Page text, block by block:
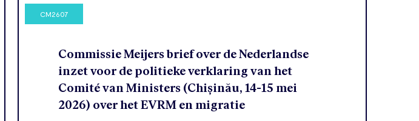
CM2607
Commissie Meijers brief over de Nederlandse
inzet voor de politieke verklaring van het
Comité van Ministers (Chișinău, 14-15 mei
2026) over het EVRM en migratie